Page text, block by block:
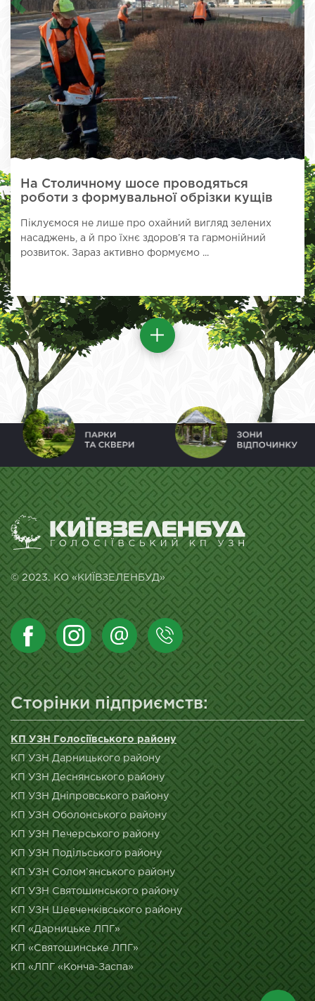
На Столичному шосе проводяться
роботи з формувальної обрізки кущів
Піклуємося не лише про охайний вигляд зелених
насаджень, а й про їхнє здоров’я та гармонійний
розвиток. Зараз активно формуємо ...
© 2023. КО «КИЇВЗЕЛЕНБУД»
Сторінки підприємств:
КП УЗН Голосіївського району
КП УЗН Дарницького району
КП УЗН Деснянського району
КП УЗН Дніпровського району
КП УЗН Оболонського району
КП УЗН Печерського району
КП УЗН Подільського району
КП УЗН Солом’янського району
КП УЗН Святошинського району
КП УЗН Шевченківського району
КП «Дарницьке ЛПГ»
КП «Святошинське ЛПГ»
КП «ЛПГ «Конча-Заспа»